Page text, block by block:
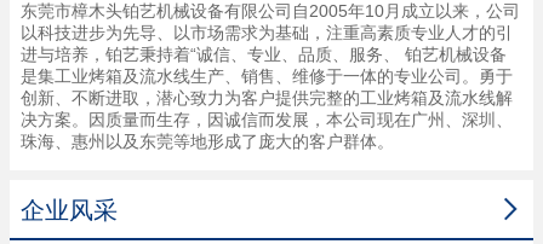
东莞市樟木头铂艺机械设备有限公司自2005年10月成立以来，公司
以科技进步为先导、以市场需求为基础，注重高素质专业人才的引
进与培养，铂艺秉持着“诚信、专业、品质、服务、 铂艺机械设备
是集工业烤箱及流水线生产、销售、维修于一体的专业公司。勇于
创新、不断进取，潜心致力为客户提供完整的工业烤箱及流水线解
决方案。因质量而生存，因诚信而发展，本公司现在广州、深圳、
珠海、惠州以及东莞等地形成了庞大的客户群体。

企业风采